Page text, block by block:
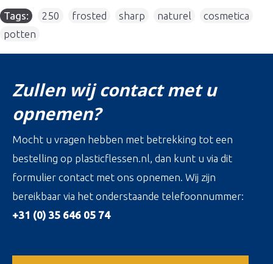
Tags: 250 frosted sharp naturel cosmetica
potten
Zullen wij contact met u
opnemen?
Mocht u vragen hebben met betrekking tot een
bestelling op plasticflessen.nl, dan kunt u via dit
formulier contact met ons opnemen. Wij zijn
bereikbaar via het onderstaande telefoonnummer:
+31 (0) 35 646 05 74